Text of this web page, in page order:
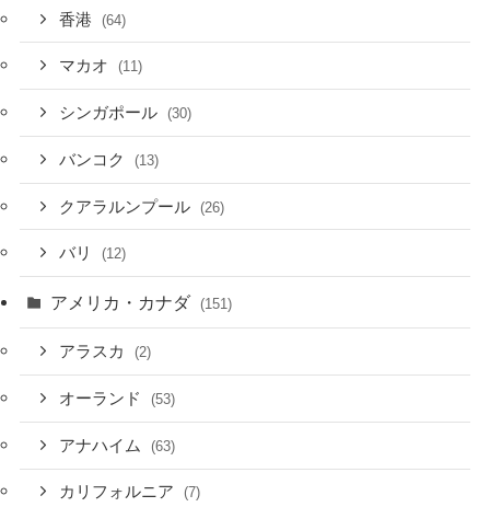
香港 (64)
マカオ (11)
シンガポール (30)
バンコク (13)
クアラルンプール (26)
バリ (12)
アメリカ・カナダ (151)
アラスカ (2)
オーランド (53)
アナハイム (63)
カリフォルニア (7)